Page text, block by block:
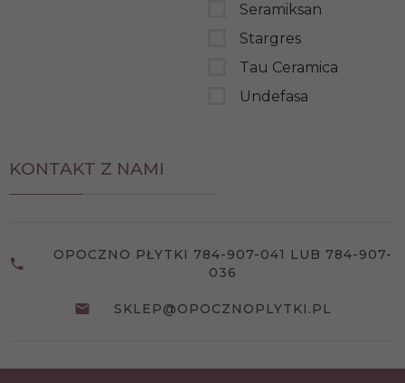
Seramiksan
Stargres
Tau Ceramica
Undefasa
KONTAKT Z NAMI
OPOCZNO PŁYTKI 784-907-041 LUB 784-907-
036
SKLEP@OPOCZNOPLYTKI.PL